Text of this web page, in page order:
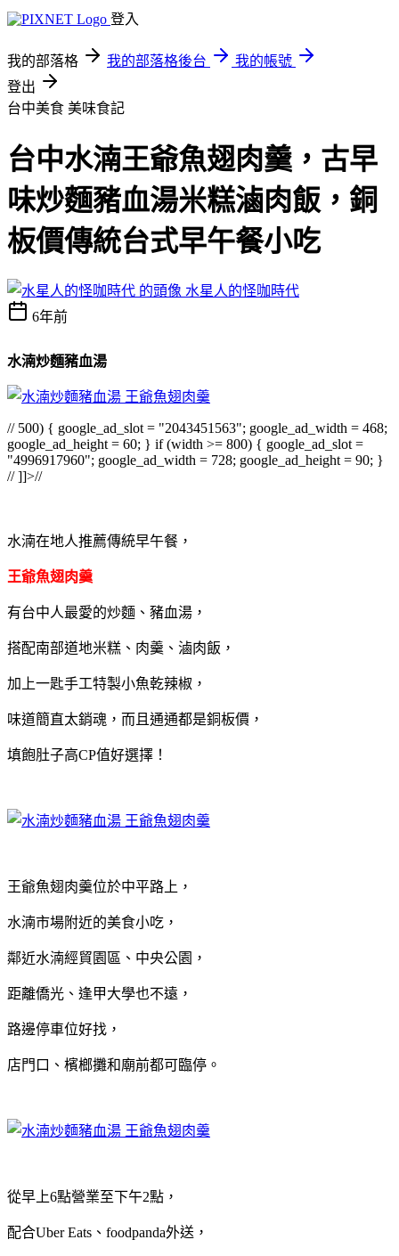
登入
我的部落格 我的部落格後台
我的帳號
登出
台中美食 美味食記
台中水湳王爺魚翅肉羹，古早
味炒麵豬血湯米糕滷肉飯，銅
板價傳統台式早午餐小吃
水星人的怪咖時代
6年前
水湳炒麵豬血湯
// 500) { google_ad_slot = "2043451563"; google_ad_width = 468;
google_ad_height = 60; } if (width >= 800) { google_ad_slot =
"4996917960"; google_ad_width = 728; google_ad_height = 90; }
// ]]>//
水湳在地人推薦傳統早午餐，
王爺魚翅肉羹
有台中人最愛的炒麵、豬血湯，
搭配南部道地米糕、肉羹、滷肉飯，
加上一匙手工特製小魚乾辣椒，
味道簡直太銷魂，而且通通都是銅板價，
填飽肚子高CP值好選擇！
王爺魚翅肉羹位於中平路上，
水湳市場附近的美食小吃，
鄰近水湳經貿園區、中央公園，
距離僑光、逢甲大學也不遠，
路邊停車位好找，
店門口、檳榔攤和廟前都可臨停。
從早上6點營業至下午2點，
配合Uber Eats、foodpanda外送，